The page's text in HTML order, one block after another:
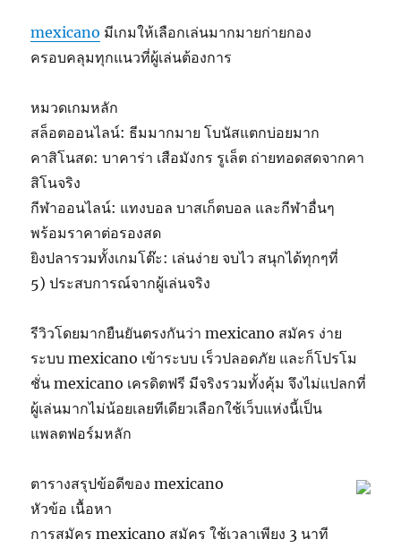
mexicano มีเกมให้เลือกเล่นมากมายก่ายกอง
ครอบคลุมทุกแนวที่ผู้เล่นต้องการ
หมวดเกมหลัก
สล็อตออนไลน์: ธีมมากมาย โบนัสแตกบ่อยมาก
คาสิโนสด: บาคาร่า เสือมังกร รูเล็ต ถ่ายทอดสดจากคา
สิโนจริง
กีฬาออนไลน์: แทงบอล บาสเก็ตบอล และกีฬาอื่นๆ
พร้อมราคาต่อรองสด
ยิงปลารวมทั้งเกมโต๊ะ: เล่นง่าย จบไว สนุกได้ทุกๆที่
5) ประสบการณ์จากผู้เล่นจริง
รีวิวโดยมากยืนยันตรงกันว่า mexicano สมัคร ง่าย
ระบบ mexicano เข้าระบบ เร็วปลอดภัย และก็โปรโม
ชั่น mexicano เครดิตฟรี มีจริงรวมทั้งคุ้ม จึงไม่แปลกที่
ผู้เล่นมากไม่น้อยเลยทีเดียวเลือกใช้เว็บแห่งนี้เป็น
แพลตฟอร์มหลัก
ตารางสรุปข้อดีของ mexicano
หัวข้อ เนื้อหา
การสมัคร mexicano สมัคร ใช้เวลาเพียง 3 นาที